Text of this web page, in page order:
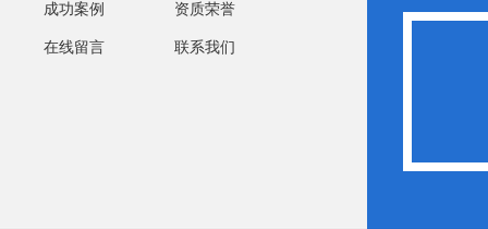
成功案例 资质荣誉
在线留言 联系我们